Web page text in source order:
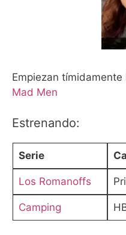
Empiezan
Mad Men
Estrenando:
Serie
Los Romanoffs
Camping